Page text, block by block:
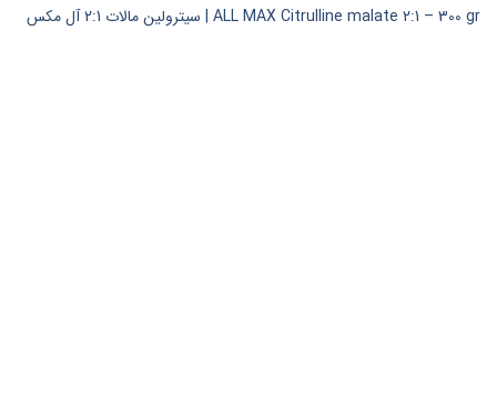
ALL MAX Citrulline malate 2:1 – 300 gr | سیترولین مالات 2:1 آل مکس